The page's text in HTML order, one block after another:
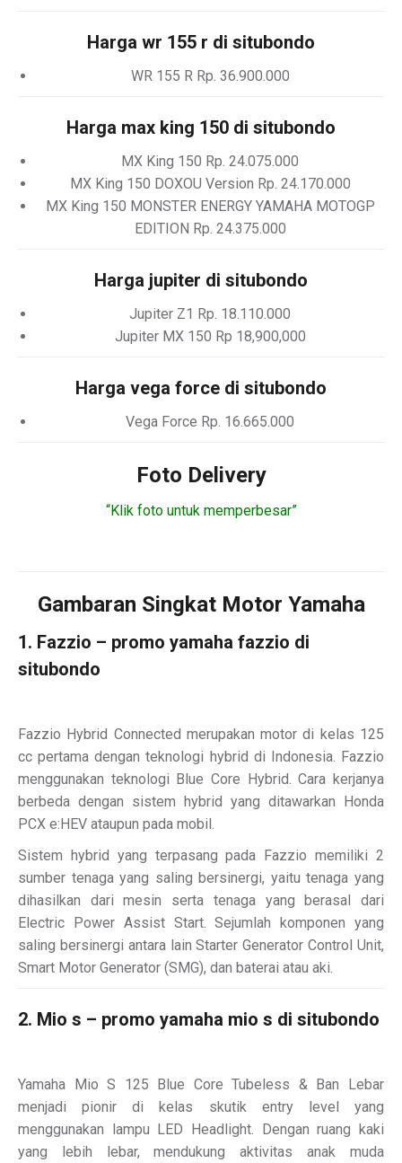
Harga wr 155 r di situbondo
WR 155 R Rp. 36.900.000
Harga max king 150 di situbondo
MX King 150 Rp. 24.075.000
MX King 150 DOXOU Version Rp. 24.170.000
MX King 150 MONSTER ENERGY YAMAHA MOTOGP
EDITION Rp. 24.375.000
Harga jupiter di situbondo
Jupiter Z1 Rp. 18.110.000
Jupiter MX 150 Rp 18,900,000
Harga vega force di situbondo
Vega Force Rp. 16.665.000
Foto Delivery
“Klik foto untuk memperbesar”
Gambaran Singkat Motor Yamaha
1. Fazzio – promo yamaha fazzio di
situbondo
Fazzio Hybrid Connected merupakan motor di kelas 125
cc pertama dengan teknologi hybrid di Indonesia. Fazzio
menggunakan teknologi Blue Core Hybrid. Cara kerjanya
berbeda dengan sistem hybrid yang ditawarkan Honda
PCX e:HEV ataupun pada mobil.
Sistem hybrid yang terpasang pada Fazzio memiliki 2
sumber tenaga yang saling bersinergi, yaitu tenaga yang
dihasilkan dari mesin serta tenaga yang berasal dari
Electric Power Assist Start. Sejumlah komponen yang
saling bersinergi antara lain Starter Generator Control Unit,
Smart Motor Generator (SMG), dan baterai atau aki.
2. Mio s – promo yamaha mio s di situbondo
Yamaha Mio S 125 Blue Core Tubeless & Ban Lebar
menjadi pionir di kelas skutik entry level yang
menggunakan lampu LED Headlight. Dengan ruang kaki
yang lebih lebar, mendukung aktivitas anak muda